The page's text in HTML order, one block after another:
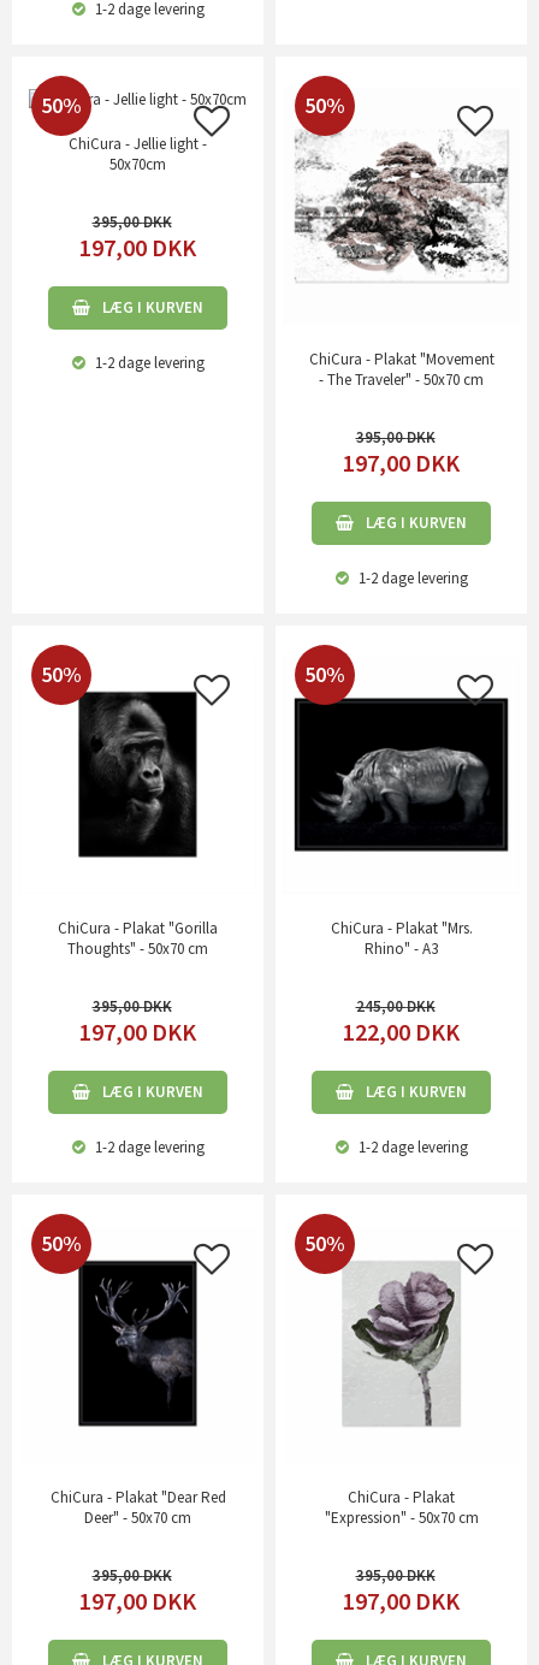
1-2 dagelevering
50%
ChiCura - Jellie light -
50x70cm
395,00
197,00 DKK
LÆG I KURVEN
1-2 dagelevering
50%
ChiCura - Plakat "Movement
- The Traveler" - 50x70 cm
395,00
197,00 DKK
LÆG I KURVEN
1-2 dagelevering
50%
ChiCura - Plakat "Gorilla
Thoughts" - 50x70 cm
395,00
197,00 DKK
LÆG I KURVEN
1-2 dagelevering
50%
ChiCura - Plakat "Mrs.
Rhino" - A3
245,00
122,00 DKK
LÆG I KURVEN
1-2 dagelevering
50%
ChiCura - Plakat "Dear Red
Deer" - 50x70 cm
395,00
197,00 DKK
LÆG I KURVEN
50%
ChiCura - Plakat
"Expression" - 50x70 cm
395,00
197,00 DKK
LÆG I KURVEN